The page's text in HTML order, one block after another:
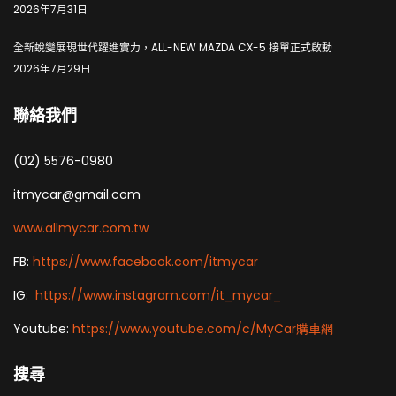
2026年7月31日
全新蛻變展現世代躍進實力，ALL-NEW MAZDA CX-5 接單正式啟動
2026年7月29日
聯絡我們
(02) 5576-0980
itmycar@gmail.com
www.allmycar.com.tw
FB: https://www.facebook.com/itmycar
IG: https://www.instagram.com/it_mycar_
Youtube: https://www.youtube.com/c/MyCar購車網
搜尋